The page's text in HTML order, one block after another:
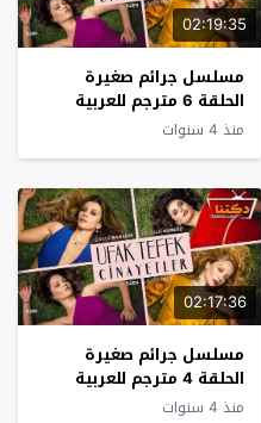
02:19:35
مسلسل جرائم صغيرة
الحلقة 6 مترجم للعربية
منذ 4 سنوات
02:17:36
مسلسل جرائم صغيرة
الحلقة 4 مترجم للعربية
منذ 4 سنوات